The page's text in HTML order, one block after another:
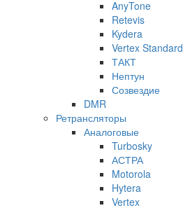
AnyTone
Retevis
Kydera
Vertex Standard
ТАКТ
Нептун
Созвездие
DMR
Ретрансляторы
Аналоговые
Turbosky
АСТРА
Motorola
Hytera
Vertex